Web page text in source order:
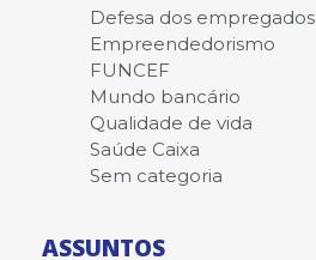
Defesa dos empregados
Empreendedorismo
FUNCEF
Mundo bancário
Qualidade de vida
Saúde Caixa
Sem categoria
ASSUNTOS